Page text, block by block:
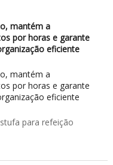
mantém a
por horas e garante
eficiente
mantém a
por horas e garante
eficiente
para refeição